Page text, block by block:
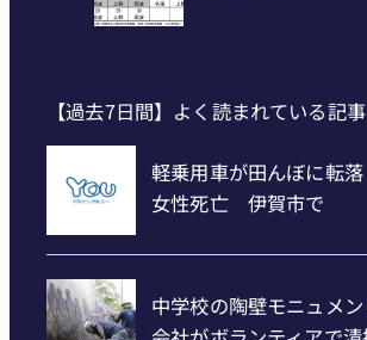
【過去7日間】よく読まれている記事